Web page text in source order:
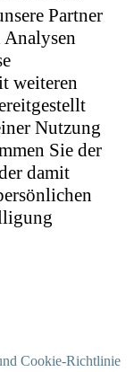
Partner
weiteren
Nutzung
Sie der
damit
Cookie-Richtlinie